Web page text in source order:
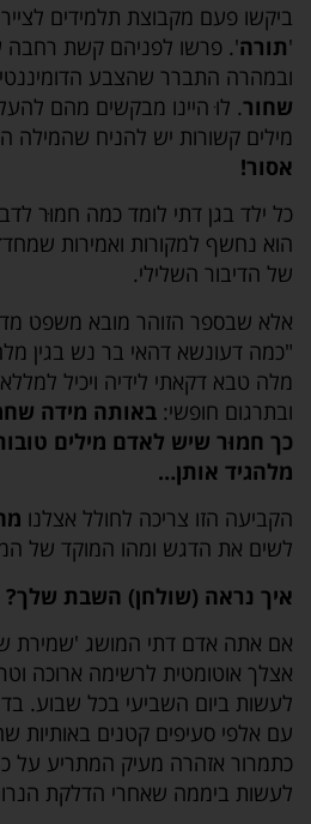
ביקשו פעם מקבוצת תלמידים
'תורה'. פרשו לפניהם קשת רחבה
ובמהרה התברר שהצבע
שחור. לוּ היינו מבקשים מהם
מילים קשורות יש להניח שהמילה
אסור!
כל ילד בגן דתי לומד כמה חמוּר
הוא נחשף למקורות ואמירות
של הדיבור השלילי.
אלא שבספר הזוהר מובא משפט
"כמה דעונשא דהאי בר נש בגין
מלה טבא דקאתי לידיה ויכיל
ובתרגום חופשי: באותה מידה
כך חמוּר שיש לאדם מילים
מלהגיד אותן…
הקביעה הזו צריכה לחולל אצלנו
לשים את הדגש ומהו המוקד של
איך נראה (שולחן) השבת שלך?
אם אתה אדם דתי המושג 'שמירת
אצלך אוטומטית לרשימה ארוכה
לעשות ביום השביעי בכל שבוע.
עם אלפי סעיפים קטנים באותיות
כתמרור אזהרה מעיק המתריע על
לעשות ביממה שאחרי הדלקת